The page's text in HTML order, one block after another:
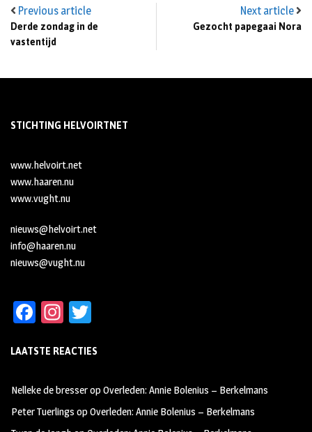
Previous article
Derde zondag in de
vastentijd
Next article
Gezocht papegaai Nora
STICHTING HELVOIRTNET
www.helvoirt.net
www.haaren.nu
www.vught.nu
nieuws@helvoirt.net
info@haaren.nu
nieuws@vught.nu
Fa
b
oo
k
In
ag
m
tt
LAATSTE REACTIES
Nelleke de bresseropOverleden: Annie Bolenius – Berkelmans
Peter Tuerlings opOverleden: Annie Bolenius – Berkelmans